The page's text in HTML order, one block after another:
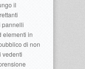
il
pannelli
elementi in
di non
vedenti